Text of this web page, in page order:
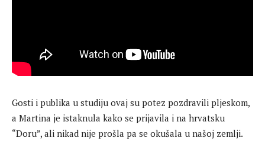
Gosti i publika u studiju ovaj su potez pozdravili pljeskom,
a Martina je istaknula kako se prijavila i na hrvatsku
“Doru”, ali nikad nije prošla pa se okušala u našoj zemlji.